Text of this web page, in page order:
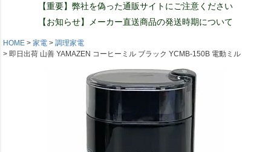
【重要】弊社を偽った通販サイトにご注意ください
【お知らせ】メーカー直送商品の発送時期について
HOME 家電
調理家電
即日出荷 山善 YAMAZEN コーヒーミル ブラック YCMB-150B 電動ミル